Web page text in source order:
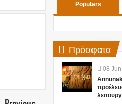
Populars
Πρόσφατα
08 Jun